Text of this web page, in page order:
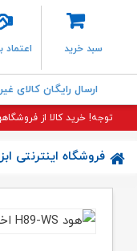
سبد خرید اعتماد
ارسال رایگان کالای غیرحجیم
توجه! خرید کالا از
فروشگاه اینترنتی